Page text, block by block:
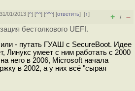
01/2013 [^] [^^] [^^^] [ответить][↑]
+ / –
бестолкового UEFI.
- путать ГУАШ с SecureBoot. Идее
Линукс умеет с ним работать с 2000
него в 2006, Microsoft начала
в 2002, а у них всё "сырая